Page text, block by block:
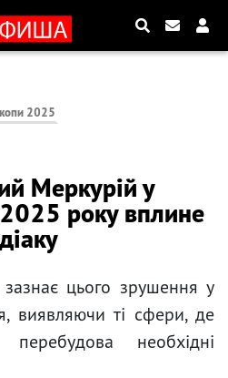
2025
Меркурій у
2025 року вплине
цього зрушення у
виявляючи ті сфери, де
необхідні